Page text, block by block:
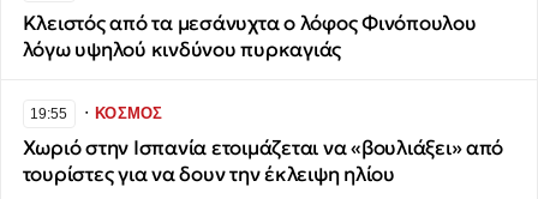
Κλειστός από τα μεσάνυχτα ο λόφος Φινόπουλου
λόγω υψηλού κινδύνου πυρκαγιάς
19:55 ∙ΚΟΣΜΟΣ
Χωριό στην Ισπανία ετοιμάζεται να «βουλιάξει» από
τουρίστες για να δουν την έκλειψη ηλίου